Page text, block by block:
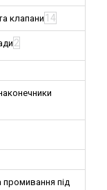
клапани 14
2
під